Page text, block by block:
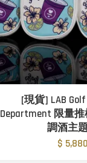
[現貨] LAB
Department 限量
調酒主
$ 5,880